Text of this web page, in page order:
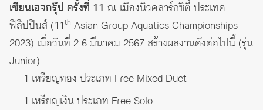
เชียนเอจกรุ๊ป ครั้งที่ 11 ณ เมืองนิวคลาร์กซิตี้ ประเทศ
ฟิลิปปินส์ (11th Asian Group Aquatics Championships
2023) เมื่อวันที่ 2-6 มีนาคม 2567 สร้างผลงานดังต่อไปนี้ (รุ่น
Junior)
1 เหรียญทอง ประเภท Free Mixed Duet
1 เหรียญเงิน ประเภท Free Solo